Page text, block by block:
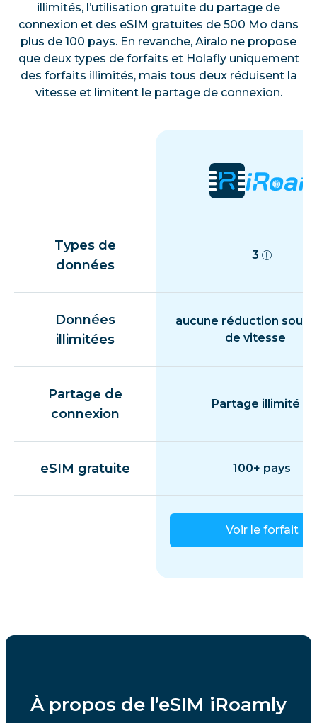
illimités, l’utilisation gratuite du partage de
connexion et des eSIM gratuites de 500 Mo dans
plus de 100 pays. En revanche, Airalo ne propose
que deux types de forfaits et Holafly uniquement
des forfaits illimités, mais tous deux réduisent la
vitesse et limitent le partage de connexion.
Types de
données
3
Données
illimitées
aucune réduction
de vitesse
Partage de
connexion
Partage illimité
eSIM gratuite 100+ pays
Voir le forfait
À propos de l’eSIM iRoamly